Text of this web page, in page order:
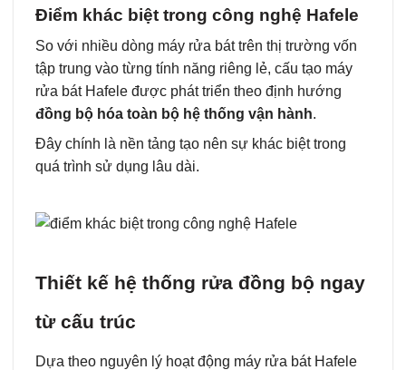
Điểm khác biệt trong công nghệ Hafele
So với nhiều dòng máy rửa bát trên thị trường vốn
tập trung vào từng tính năng riêng lẻ, cấu tạo máy
rửa bát Hafele được phát triển theo định hướng
đồng bộ hóa toàn bộ hệ thống vận hành.
Đây chính là nền tảng tạo nên sự khác biệt trong
quá trình sử dụng lâu dài.
Thiết kế hệ thống rửa đồng bộ ngay
từ cấu trúc
Dựa theo nguyên lý hoạt động máy rửa bát Hafele